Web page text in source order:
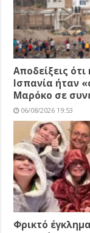
Αποδείξεις
Ισπανία ήταν
Μαρόκο σε
06/08/2026 19:53
Φρικτό